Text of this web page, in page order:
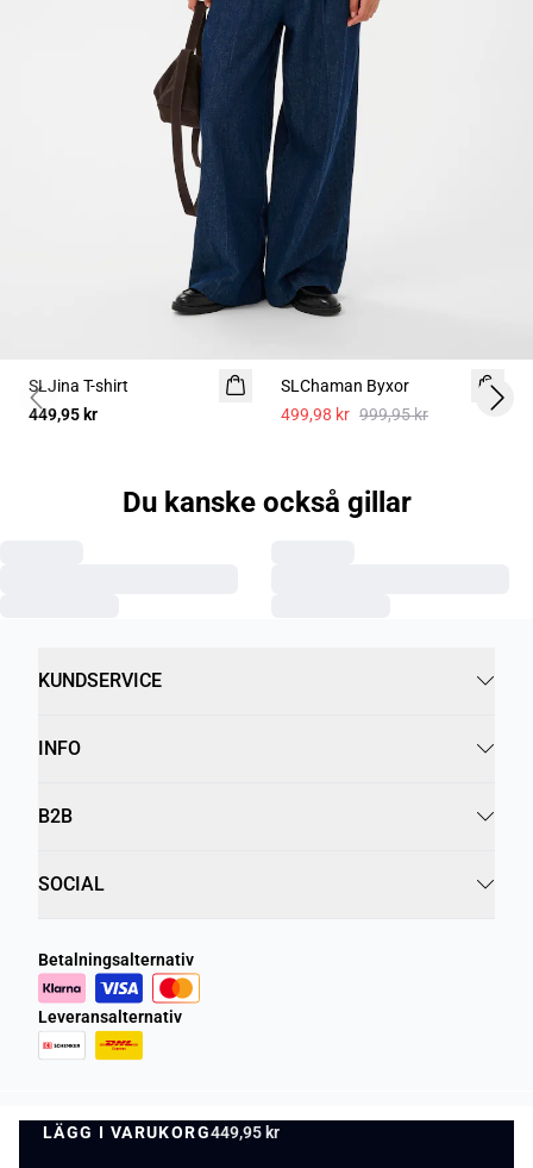
LÄGG I VARUKORG449,95 kr
LÄGG I VARUKORG
SLJina T-shirt
449,95 kr
SLChaman Byxor
499,98 kr 999,95 kr
Previous slide Next
Du kanske också gillar
KUNDSERVICE
INFO
B2B
SOCIAL
Betalningsalternativ
Leveransalternativ
Integritetspolicy